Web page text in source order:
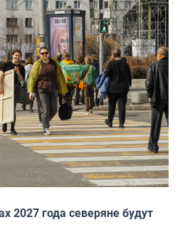
2027 года северяне будут